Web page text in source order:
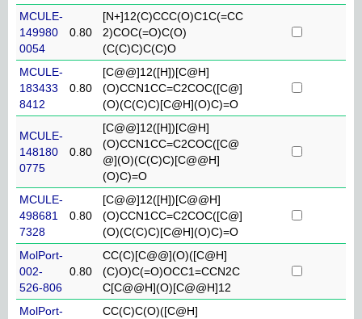
MCULE-
149980
0054
0.80
[N+]12(C)CCC(O)C1C(=CC
2)COC(=O)C(O)
(C(C)C)C(C)O
MCULE-
183433
8412
0.80
[C@@]12([H])[C@H]
(O)CCN1CC=C2COC([C@]
(O)(C(C)C)[C@H](O)C)=O
MCULE-
148180
0775
0.80
[C@@]12([H])[C@H]
(O)CCN1CC=C2COC([C@
@](O)(C(C)C)[C@@H]
(O)C)=O
MCULE-
498681
7328
0.80
[C@@]12([H])[C@@H]
(O)CCN1CC=C2COC([C@]
(O)(C(C)C)[C@H](O)C)=O
MolPort-
002-
526-806
0.80
CC(C)[C@@](O)([C@H]
(C)O)C(=O)OCC1=CCN2C
C[C@@H](O)[C@@H]12
MolPort-
CC(C)C(O)([C@H]